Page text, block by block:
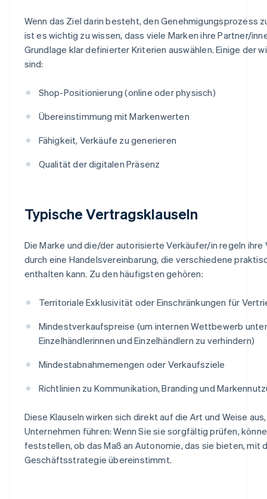
Wenn das Ziel darin besteht, den Genehmigungsprozess
ist es wichtig zu wissen, dass viele Marken ihre Partner/
Grundlage klar definierter Kriterien auswählen. Einige der
sind:
Shop-Positionierung (online oder physisch)
Übereinstimmung mit Markenwerten
Fähigkeit, Verkäufe zu generieren
Qualität der digitalen Präsenz
Typische Vertragsklauseln
Die Marke und die/der autorisierte Verkäufer/in regeln ihre
durch eine Handelsvereinbarung, die verschiedene
enthalten kann. Zu den häufigsten gehören:
Territoriale Exklusivität oder Einschränkungen für
Mindestverkaufspreise (um internen Wettbewerb unter
Einzelhändlerinnen und Einzelhändlern zu verhindern)
Mindestabnahmemengen oder Verkaufsziele
Richtlinien zu Kommunikation, Branding und
Diese Klauseln wirken sich direkt auf die Art und Weise
Unternehmen führen: Wenn Sie sie sorgfältig prüfen,
feststellen, ob das Maß an Autonomie, das sie bieten, mit
Geschäftsstrategie übereinstimmt.